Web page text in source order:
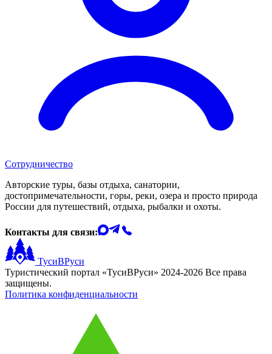
Сотрудничество
Авторские туры, базы отдыха, санатории,
достопримечательности, горы, реки, озера и просто природа
России для путешествий, отдыха, рыбалки и охоты.
Контакты для связи:
ТусиВРуси
Туристический портал «ТусиВРуси» 2024-2026 Все права
защищены.
Политика конфиденциальности